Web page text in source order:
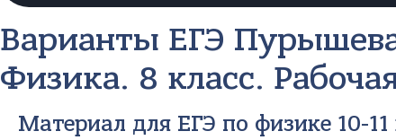
Варианты ЕГЭ
Физика. 8 класс.
Материал для ЕГЭ по физике 10-11